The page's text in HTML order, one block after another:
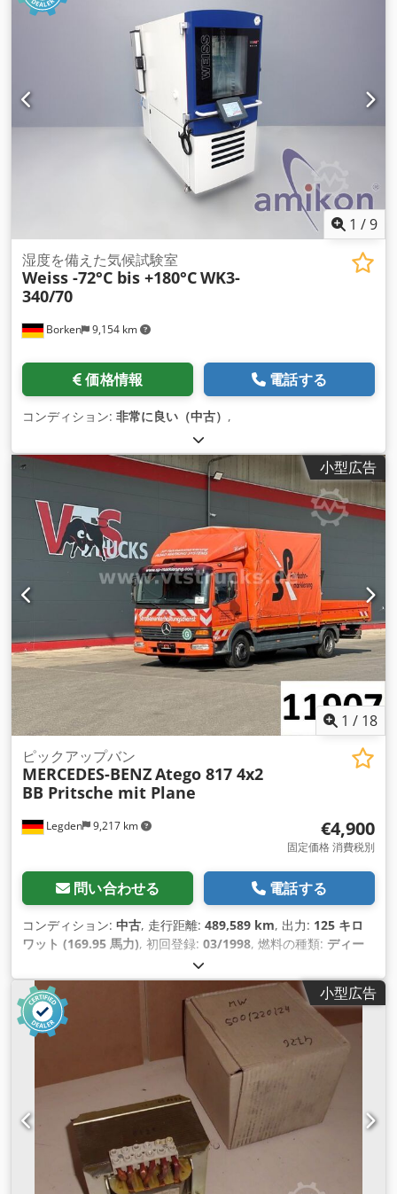
1 /9
Borken 9,154 km
湿度を備えた気候試験室
Weiss -72°C bis +180°CWK3-
340/70
価格情報 電話する
コンディション: 非常に良い（中古） ,
小型広告
1 / 18
Legden 9,217 km
ピックアップバン
MERCEDES-BENZAtego 817 4x2
BB Pritsche mit Plane
€4,900
固定価格 消費税別
問い合わせる 電話する
コンディション: 中古, 走行距離: 489,589 km, 出力: 125 キロ
ワット (169.95 馬力), 初回登録: 03/1998, 燃料の種類: ディー
7,490 kg（キログラム）
01/2026, 色:オレンジ, 変速方式:機械式, 座席数:2, 全長:
7,980 mm
, 全高: 3,450 mm , 装備: ABS（ア
ンチロック・ブレーキ・システム）
小型広告